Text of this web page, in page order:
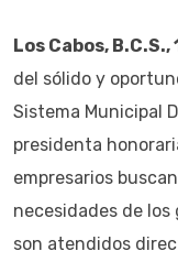
Los Cabos,
del sólido y
Sistema Municipal
presidenta
empresarios
necesidades de
son atendidos